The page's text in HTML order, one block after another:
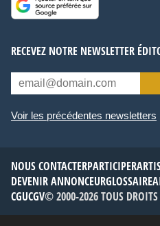
RECEVEZ NOTRE NEWSLETTER
Voir les précédentes newsletters
NOUS CONTACTERPARTICIPER
DEVENIR ANNONCEURGLOSSAIRE
CGUCGV© 2000-2026 TOUS DROITS